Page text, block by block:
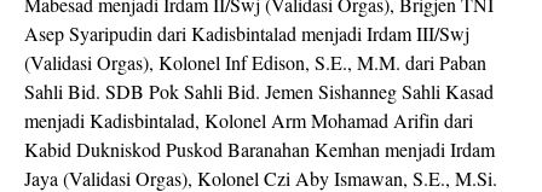
Asep Syaripudin dari Kadisbintalad menjadi Irdam III/Swj
(Validasi Orgas), Kolonel Inf Edison, S.E., M.M. dari Paban
Sahli Bid. SDB Pok Sahli Bid. Jemen Sishanneg Sahli Kasad
menjadi Kadisbintalad, Kolonel Arm Mohamad Arifin dari
Kabid Dukniskod Puskod Baranahan Kemhan menjadi Irdam
Jaya (Validasi Orgas), Kolonel Czi Aby Ismawan, S.E., M.Si.